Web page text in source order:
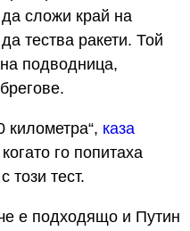
сложи край на
тества ракети. Той
подводница,
километра“, каза
го попитаха
този тест.
е подходящо и Путин